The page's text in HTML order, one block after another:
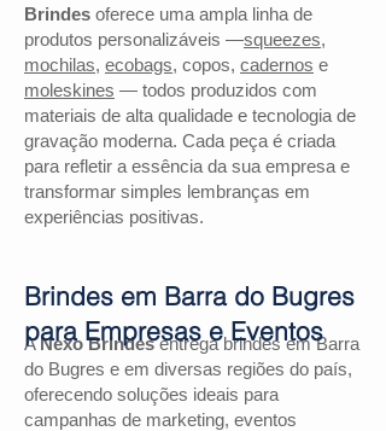
Brindes oferece uma ampla linha de
produtos personalizáveis —squeezes,
mochilas, ecobags, copos, cadernos e
moleskines — todos produzidos com
materiais de alta qualidade e tecnologia de
gravação moderna. Cada peça é criada
para refletir a essência da sua empresa e
transformar simples lembranças em
experiências positivas.
ANexo Brindesentrega brindes em Barra
do Bugres e em diversas regiões do país,
oferecendo soluções ideais para
campanhas de marketing, eventos
Brindes em Barra do Bugres
para Empresas e Eventos